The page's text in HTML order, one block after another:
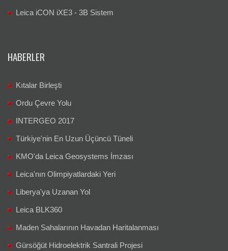
Leica iCON iXE3 - 3B Sistem
HABERLER
Kıtalar Birleşti
Ordu Çevre Yolu
INTERGEO 2017
Türkiye'nin En Uzun Üçüncü Tüneli
KMO'da Leica Geosystems İmzası
Leica'nın Olimpiyatlardaki Yeri
Liberya'ya Uzanan Yol
Leica BLK360
Maden Sahalarının Havadan Haritalanması
Gürsöğüt Hidroelektrik Santrali Projesi